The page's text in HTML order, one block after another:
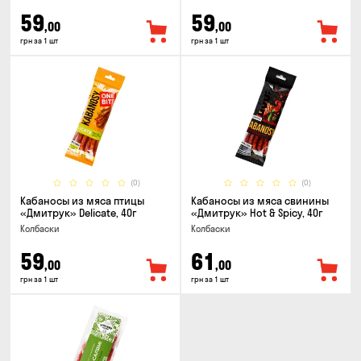
59,00
грн за 1 шт
59,00
грн за 1 шт
(0)
Кабаносы из мяса птицы
«Дмитрук» Delicate, 40г
Колбаски
59,00
грн за 1 шт
(0)
Кабаносы из мяса свинины
«Дмитрук» Hot & Spicy, 40г
Колбаски
61 ,00
грн за 1 шт